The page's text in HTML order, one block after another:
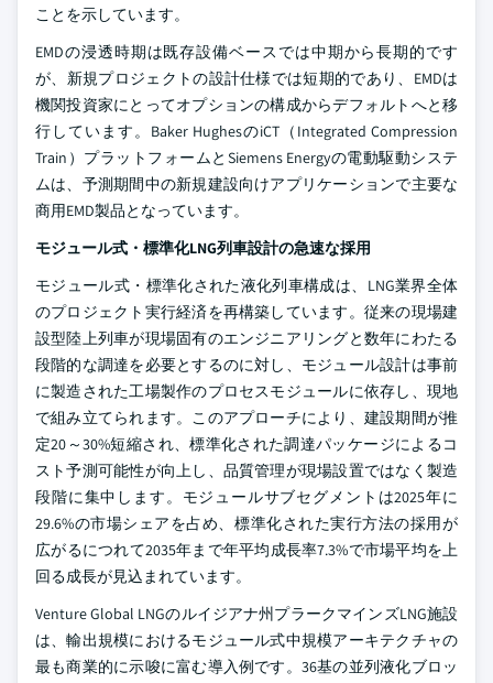
ことを示しています。
EMDの浸透時期は既存設備ベースでは中期から長期的です
が、新規プロジェクトの設計仕様では短期的であり、EMDは
機関投資家にとってオプションの構成からデフォルトへと移
行しています。Baker HughesのiCT（Integrated Compression
Train）プラットフォームとSiemens Energyの電動駆動システ
ムは、予測期間中の新規建設向けアプリケーションで主要な
商用EMD製品となっています。
モジュール式・標準化LNG列車設計の急速な採用
モジュール式・標準化された液化列車構成は、LNG業界全体
のプロジェクト実行経済を再構築しています。従来の現場建
設型陸上列車が現場固有のエンジニアリングと数年にわたる
段階的な調達を必要とするのに対し、モジュール設計は事前
に製造された工場製作のプロセスモジュールに依存し、現地
で組み立てられます。このアプローチにより、建設期間が推
定20～30%短縮され、標準化された調達パッケージによるコ
スト予測可能性が向上し、品質管理が現場設置ではなく製造
段階に集中します。モジュールサブセグメントは2025年に
29.6%の市場シェアを占め、標準化された実行方法の採用が
広がるにつれて2035年まで年平均成長率7.3%で市場平均を上
回る成長が見込まれています。
Venture Global LNGのルイジアナ州プラークマインズLNG施設
は、輸出規模におけるモジュール式中規模アーキテクチャの
最も商業的に示唆に富む導入例です。36基の並列液化ブロッ